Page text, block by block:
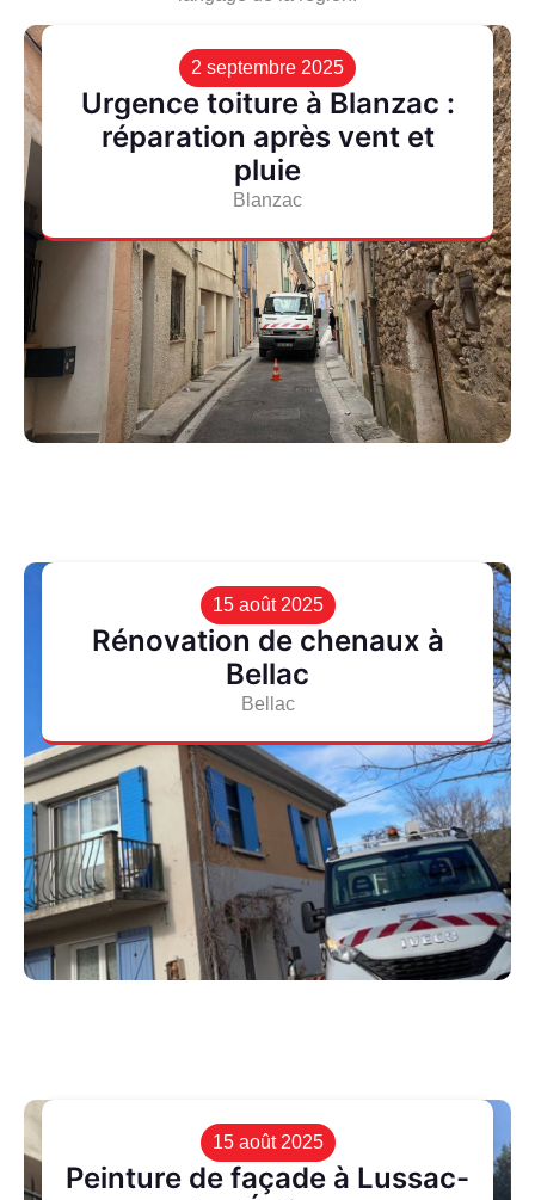
2 septembre 2025
Urgence toiture à Blanzac :
réparation après vent et
pluie
Blanzac
15 août 2025
Rénovation de chenaux à
Bellac
Bellac
15 août 2025
Peinture de façade à Lussac-